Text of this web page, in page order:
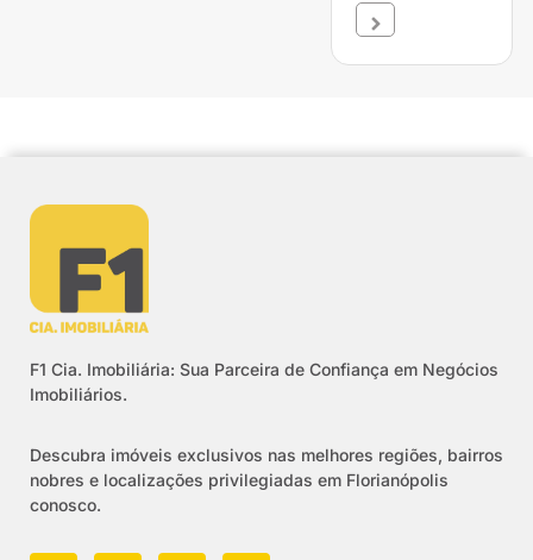
F1 Cia. Imobiliária: Sua Parceira de Confiança em Negócios
Imobiliários.
Descubra imóveis exclusivos nas melhores regiões, bairros
nobres e localizações privilegiadas em Florianópolis
conosco.